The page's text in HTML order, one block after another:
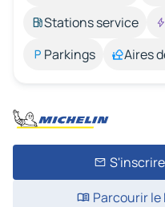
Stations service
Parkings
Aires
Parcourir le